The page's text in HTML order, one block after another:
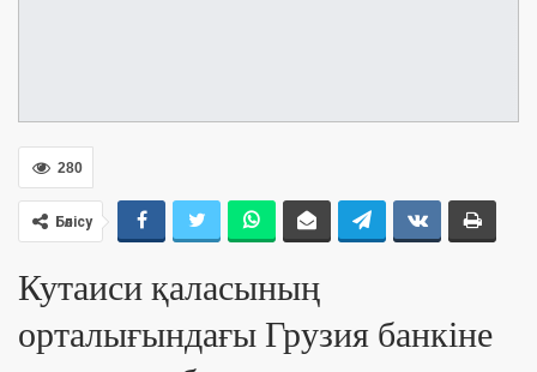
280
Бөлісу
Кутаиси қаласының
орталығындағы Грузия банкіне